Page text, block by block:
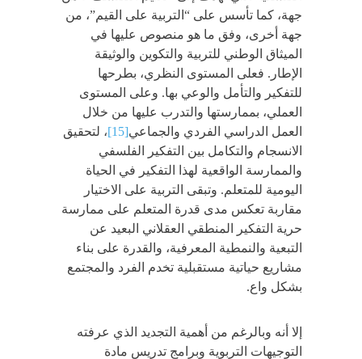
جهة، كما تأسس على “التربية على القيم”، من
جهة أخرى، وفق ما هو منصوص عليها في
الميثاق الوطني للتربية والتكوين والوثيقة
الإطار. فعلى المستوى النظري، بطرحها
للتفكير والتأمل والوعي بها. وعلى المستوى
العملي، بممارستها والتدرب عليها من خلال
العمل الدراسي الفردي والجماعي[15]
، لتحقيق
الانسجام والتكامل بين التفكير الفلسفي
والممارسة الواقعية لهذا التفكير في الحياة
اليومية للمتعلم. وتبقى التربية على الاختيار
مقاربة تعكس مدى قدرة المتعلم على ممارسة
حرية التفكير المنطقي العقلاني البعيد عن
التبعية والنمطية المعرفية، والقدرة على بناء
مشاريع حياتية مستقبلية تخدم الفرد والمجتمع
بشكل واع.
إلا أنه وبالرغم من أهمية التجديد الذي عرفته
التوجيهات التربوية وبرامج تدريس مادة